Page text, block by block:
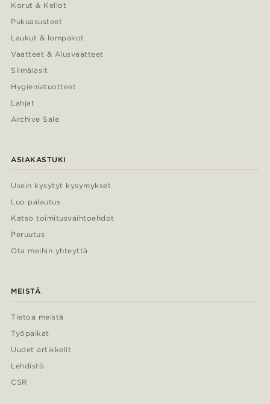
Korut & Kellot
Pukuasusteet
Laukut & lompakot
Vaatteet & Alusvaatteet
Silmälasit
Hygieniatuotteet
Lahjat
Archive Sale
ASIAKASTUKI
Usein kysytyt kysymykset
Luo palautus
Katso toimitusvaihtoehdot
Peruutus
Ota meihin yhteyttä
MEISTÄ
Tietoa meistä
Työpaikat
Uudet artikkelit
Lehdistö
CSR